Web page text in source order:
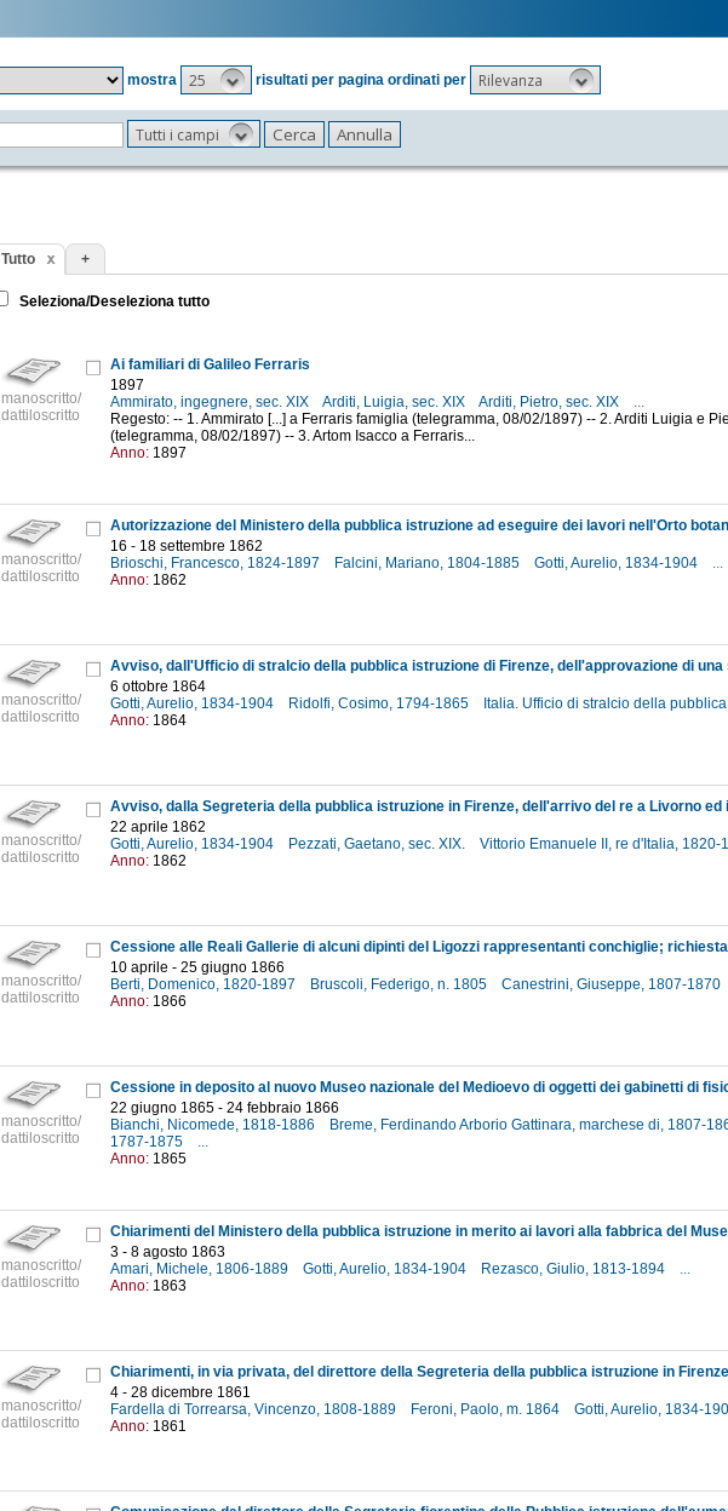
mostra
25 risultati per pagina ordinati per Rilevanza
Tutti i campi
Tutto +
Seleziona/Deseleziona tutto
manoscritto/
dattiloscritto
Ai familiari di Galileo Ferraris
1897
Ammirato, ingegnere, sec. XIX
Arditi, Luigia, sec. XIX Arditi, Pietro, sec. XIX
...
Regesto: -- 1. Ammirato [...] a Ferraris famiglia (telegramma, 08/02/1897) -- 2. Arditi Luigia e
(telegramma, 08/02/1897) -- 3. Artom Isacco a Ferraris...
Anno: 1897
manoscritto/
dattiloscritto
16 - 18 settembre 1862
Brioschi, Francesco, 1824-1897
Falcini, Mariano, 1804-1885 Gotti, Aurelio, 1834-1904
...
Anno: 1862
manoscritto/
dattiloscritto
6 ottobre 1864
Gotti, Aurelio, 1834-1904
Ridolfi, Cosimo, 1794-1865 Italia. Ufficio di stralcio della
Anno: 1864
manoscritto/
dattiloscritto
22 aprile 1862
Gotti, Aurelio, 1834-1904
Pezzati, Gaetano, sec. XIX. Vittorio Emanuele II, re d'Italia, 1820-
Anno: 1862
manoscritto/
dattiloscritto
10 aprile - 25 giugno 1866
Berti, Domenico, 1820-1897
Bruscoli, Federigo, n. 1805 Canestrini, Giuseppe, 1807-1870
Anno: 1866
manoscritto/
dattiloscritto
22 giugno 1865 - 24 febbraio 1866
Bianchi, Nicomede, 1818-1886
Breme, Ferdinando Arborio Gattinara, marchese di, 1807-
1787-1875
...
Anno: 1865
manoscritto/
dattiloscritto
3 - 8 agosto 1863
Amari, Michele, 1806-1889
Gotti, Aurelio, 1834-1904 Rezasco, Giulio, 1813-1894
...
Anno: 1863
manoscritto/
dattiloscritto
4 - 28 dicembre 1861
Fardella di Torrearsa, Vincenzo, 1808-1889
Feroni, Paolo, m. 1864 Gotti, Aurelio, 1834-
Anno: 1861